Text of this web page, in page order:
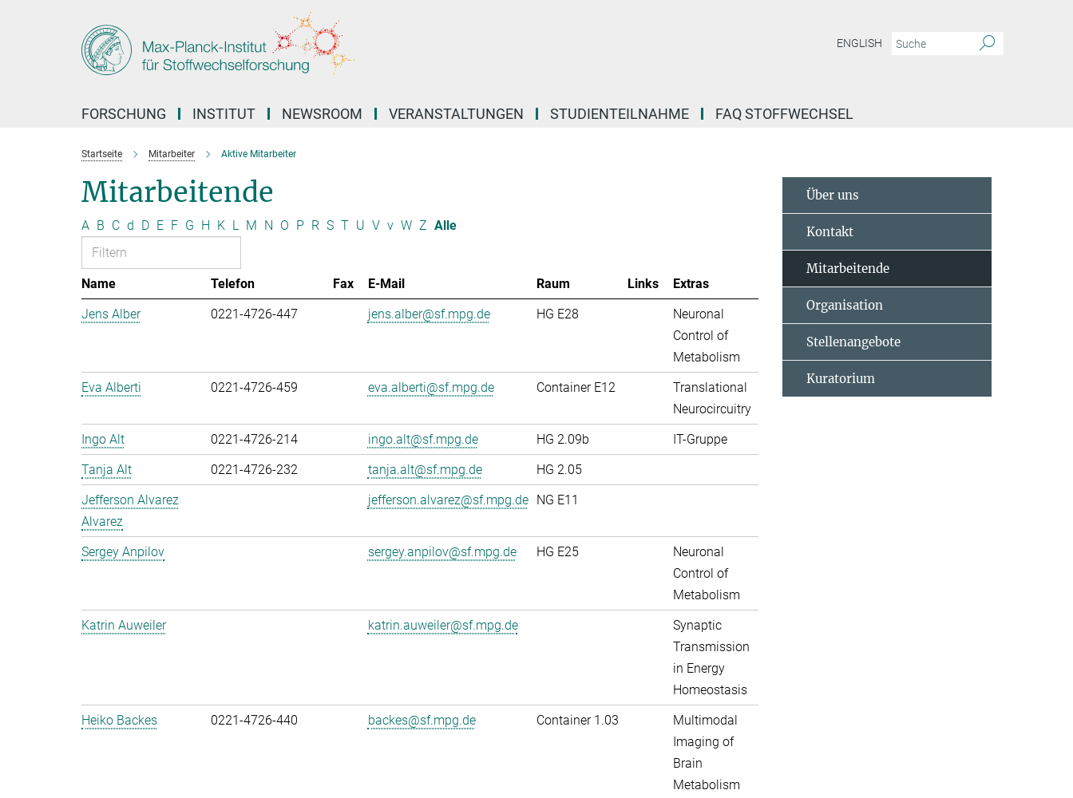
ENGLISH
FORSCHUNG INSTITUT NEWSROOM VERANSTALTUNGEN STUDIENTEILNAHME FAQ STOFFWECHSEL
Startseite Mitarbeiter Aktive Mitarbeiter
Mitarbeitende
A B C d D E F G H K L M N O P R S T U V v W Z Alle
Name Telefon Fax E-Mail Raum Links
Extras
Jens Alber
0221-4726-447 jens.alber@sf.mpg.de HG E28
Neuronal
Control of
Metabolism
Eva Alberti
0221-4726-459 eva.alberti@sf.mpg.de Container E12
Translational
Neurocircuitry
Ingo Alt
0221-4726-214 ingo.alt@sf.mpg.de HG 2.09b
IT-Gruppe
Tanja Alt
0221-4726-232 tanja.alt@sf.mpg.de
HG 2.05
Jefferson Alvarez
Alvarez
jefferson.alvarez@sf.mpg.de NG E11
Sergey Anpilov sergey.anpilov@sf.mpg.de HG E25
Neuronal
Control of
Metabolism
Katrin Auweiler
katrin.auweiler@sf.mpg.de
Synaptic
Transmission
in Energy
Homeostasis
Heiko Backes
0221-4726-440 backes@sf.mpg.de Container 1.03
Multimodal
Imaging of
Brain
Metabolism
Über uns
Kontakt
Mitarbeitende
Organisation
Stellenangebote
Kuratorium